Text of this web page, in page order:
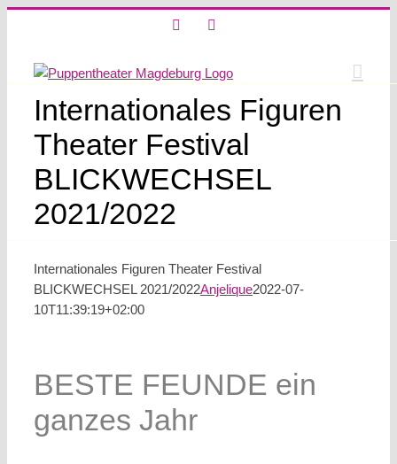
Internationales Figuren
Theater Festival
BLICKWECHSEL
2021/2022
Internationales Figuren Theater Festival
BLICKWECHSEL 2021/2022Anjelique2022-07-
10T11:39:19+02:00
BESTE FEUNDE ein
ganzes Jahr